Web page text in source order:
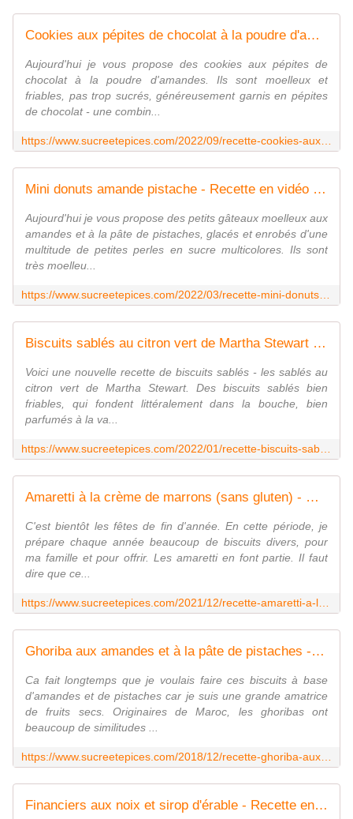
Cookies aux pépites de chocolat à la poudre d'amandes - Recette en vidéo - www.sucreetepices.com
Aujourd'hui je vous propose des cookies aux pépites de
chocolat à la poudre d'amandes. Ils sont moelleux et
friables, pas trop sucrés, généreusement garnis en pépites
de chocolat - une combin...
Mini donuts amande pistache - Recette en vidéo - www.sucreetepices.com
Aujourd'hui je vous propose des petits gâteaux moelleux aux
amandes et à la pâte de pistaches, glacés et enrobés d'une
multitude de petites perles en sucre multicolores. Ils sont
très moelleu...
Biscuits sablés au citron vert de Martha Stewart - Recette en vidéo - www.sucreetepices.com
Voici une nouvelle recette de biscuits sablés - les sablés au
citron vert de Martha Stewart. Des biscuits sablés bien
friables, qui fondent littéralement dans la bouche, bien
parfumés à la va...
Amaretti à la crème de marrons (sans gluten) - www.sucreetepices.com
C'est bientôt les fêtes de fin d'année. En cette période, je
prépare chaque année beaucoup de biscuits divers, pour
ma famille et pour offrir. Les amaretti en font partie. Il faut
dire que ce...
Ghoriba aux amandes et à la pâte de pistaches - www.sucreetepices.com
Ca fait longtemps que je voulais faire ces biscuits à base
d'amandes et de pistaches car je suis une grande amatrice
de fruits secs. Originaires de Maroc, les ghoribas ont
beaucoup de similitudes ...
Financiers aux noix et sirop d'érable - Recette en vidéo - www.sucreetepices.com